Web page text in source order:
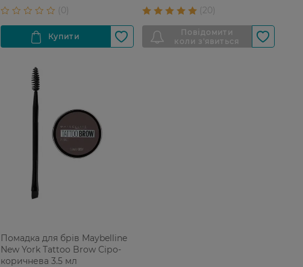
Помадка для брів Maybelline
New York Tattoo Brow Сіро-
коричнева 3.5 мл